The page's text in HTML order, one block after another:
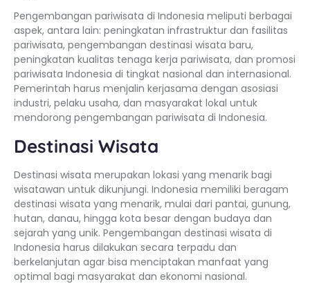
Pengembangan pariwisata di Indonesia meliputi berbagai
aspek, antara lain: peningkatan infrastruktur dan fasilitas
pariwisata, pengembangan destinasi wisata baru,
peningkatan kualitas tenaga kerja pariwisata, dan promosi
pariwisata Indonesia di tingkat nasional dan internasional.
Pemerintah harus menjalin kerjasama dengan asosiasi
industri, pelaku usaha, dan masyarakat lokal untuk
mendorong pengembangan pariwisata di Indonesia.
Destinasi Wisata
Destinasi wisata merupakan lokasi yang menarik bagi
wisatawan untuk dikunjungi. Indonesia memiliki beragam
destinasi wisata yang menarik, mulai dari pantai, gunung,
hutan, danau, hingga kota besar dengan budaya dan
sejarah yang unik. Pengembangan destinasi wisata di
Indonesia harus dilakukan secara terpadu dan
berkelanjutan agar bisa menciptakan manfaat yang
optimal bagi masyarakat dan ekonomi nasional.